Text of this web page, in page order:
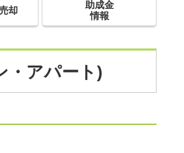
却
助成金
情報
・アパート)